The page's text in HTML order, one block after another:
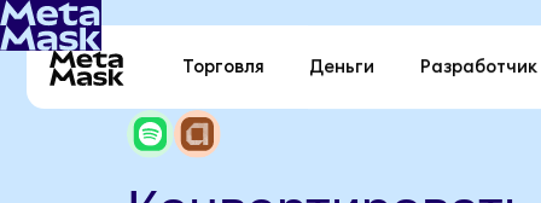
Торговля Деньги Разработчик